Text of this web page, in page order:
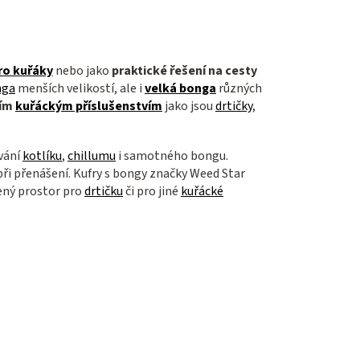
kuřákynebo jako praktické řešení na cesty
menších velikostí, ale ivelká bonga různých
kuřáckým příslušenstvím jako jsoudrtičky,
kotlíku,chillumu i samotného bongu.
přenášení. Kufry s bongy značky Weed Star
prostor prodrtičkuči pro jiné kuřácké